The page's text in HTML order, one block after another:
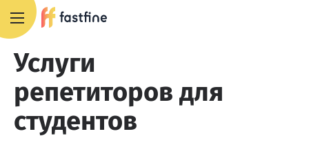
Услуги
репетиторов для
студентов